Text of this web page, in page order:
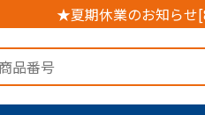
★夏期休業のお知ら